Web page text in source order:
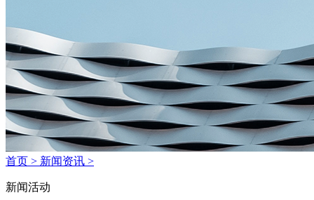
首页 > 新闻资讯 >
新闻活动